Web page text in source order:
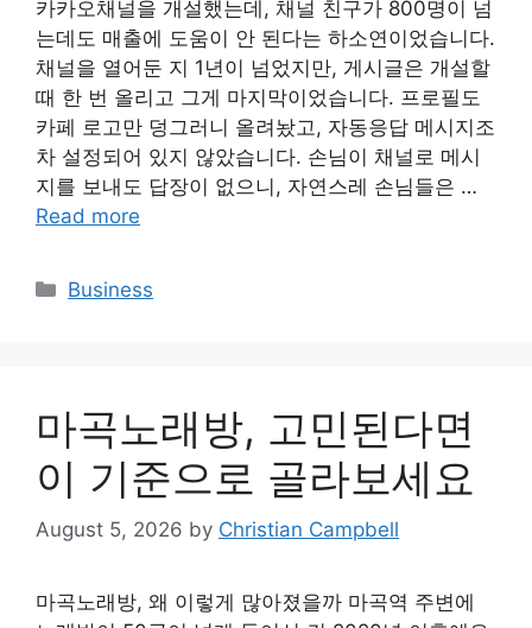
카카오채널을 개설했는데, 채널 친구가 800명이 넘
는데도 매출에 도움이 안 된다는 하소연이었습니다.
채널을 열어둔 지 1년이 넘었지만, 게시글은 개설할
때 한 번 올리고 그게 마지막이었습니다. 프로필도
카페 로고만 덩그러니 올려놨고, 자동응답 메시지조
차 설정되어 있지 않았습니다. 손님이 채널로 메시
지를 보내도 답장이 없으니, 자연스레 손님들은 …
Read more
Categories
Business
마곡노래방, 고민된다면
이 기준으로 골라보세요
August 5, 2026 by Christian Campbell
마곡노래방, 왜 이렇게 많아졌을까 마곡역 주변에